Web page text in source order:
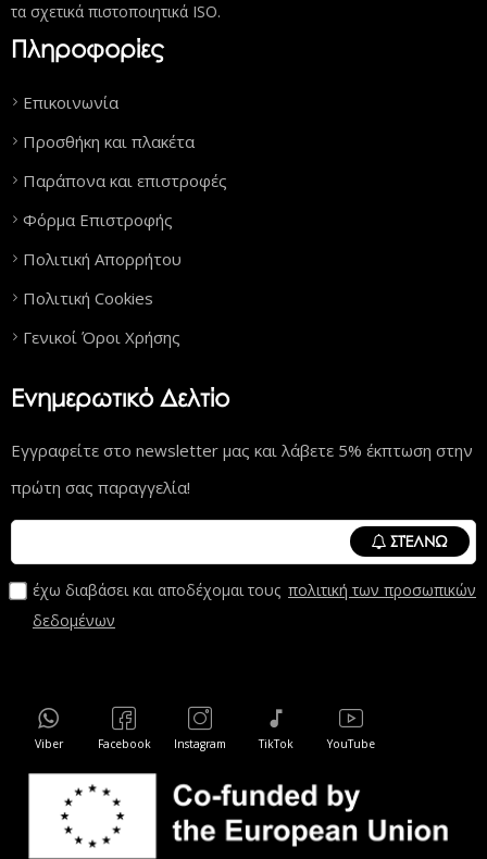
τα σχετικά πιστοποιητικά ISO.
Πληροφορίες
Επικοινωνία
Προσθήκη και πλακέτα
Παράπονα και επιστροφές
Φόρμα Επιστροφής
Πολιτική Απορρήτου
Πολιτική Cookies
Γενικοί Όροι Χρήσης
Ενημερωτικό Δελτίο
Εγγραφείτε στο newsletter μας και λάβετε 5% έκπτωση στην
πρώτη σας παραγγελία!
ΣΤΈΛΝΩ
έχω διαβάσει και αποδέχομαι τους πολιτική των προσωπικών
δεδομένων
Viber Facebook Instagram TikTok YouTube